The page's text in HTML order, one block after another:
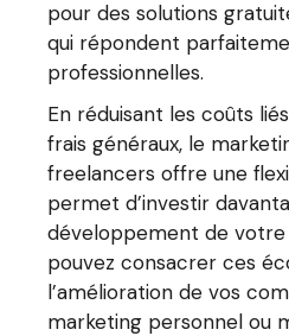
pour des solutions
qui répondent
professionnelles.
En réduisant les coûts
frais généraux, le
freelancers offre une
permet d’investir
développement de votre
pouvez consacrer ces
l’amélioration de vos
marketing personnel ou